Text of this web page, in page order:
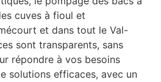
cuves à fioul et
et dans tout le Val-
sont transparents, sans
répondre à vos besoins
solutions efficaces, avec un